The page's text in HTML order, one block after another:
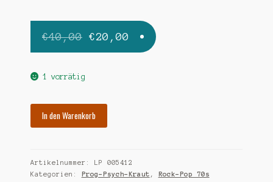
€40,00 Ursprünglicher
Preis
€20,00 Aktueller
Preis
1 vorrätig
Menge
In den Warenkorb
Artikelnummer:
LP 005412
Kategorien:
Prog-Psych-Kraut , Rock-Pop 70s